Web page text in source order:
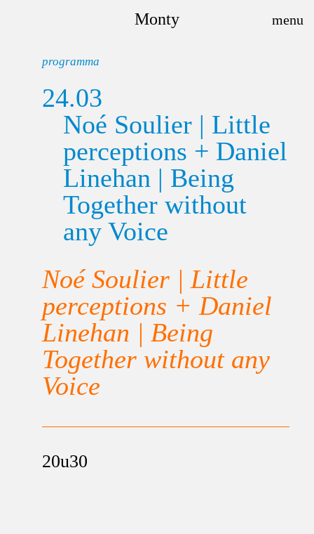
Monty
programma
24.03
Noé Soulier | Little
perceptions + Daniel
Linehan | Being
Together without
any Voice
Noé Soulier | Little
perceptions + Daniel
Linehan | Being
Together without any
Voice
20u30